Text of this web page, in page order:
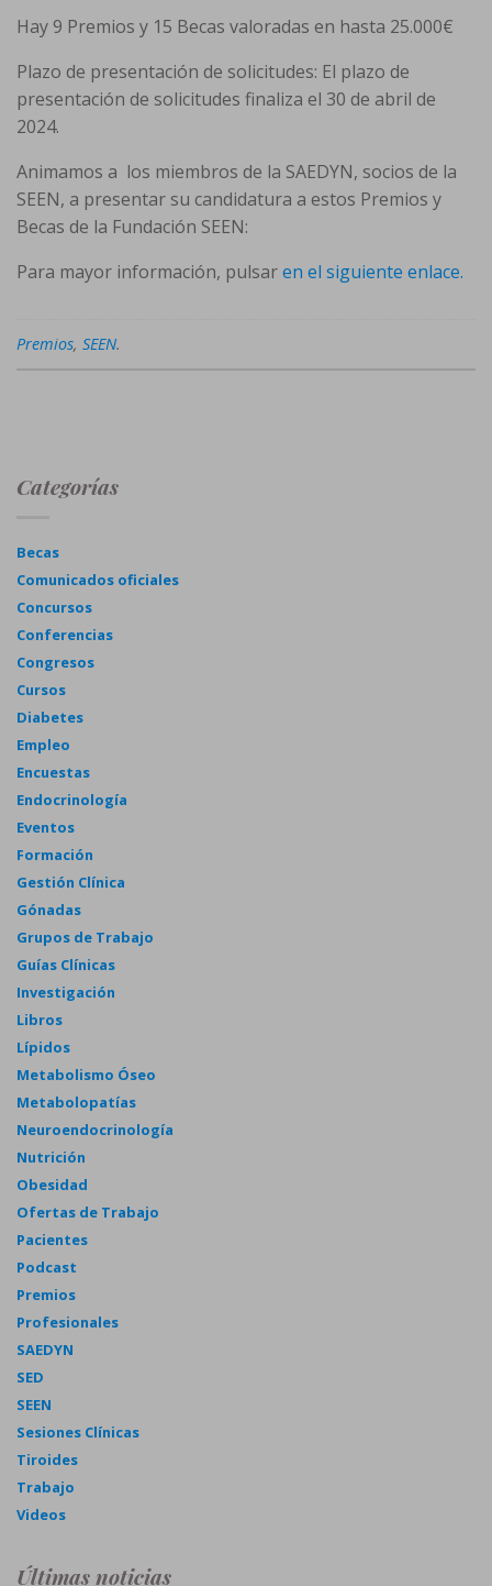
Hay 9 Premios y 15 Becas valoradas en hasta 25.000€
Plazo de presentación de solicitudes: El plazo de
presentación de solicitudes finaliza el 30 de abril de
2024.
Animamos a los miembros de la SAEDYN, socios de la
SEEN, a presentar su candidatura a estos Premios y
Becas de la Fundación SEEN:
Para mayor información, pulsaren el siguiente enlace.
Premios, SEEN.
Categorías
Becas
Comunicados oficiales
Concursos
Conferencias
Congresos
Cursos
Diabetes
Empleo
Encuestas
Endocrinología
Eventos
Formación
Gestión Clínica
Gónadas
Grupos de Trabajo
Guías Clínicas
Investigación
Libros
Lípidos
Metabolismo Óseo
Metabolopatías
Neuroendocrinología
Nutrición
Obesidad
Ofertas de Trabajo
Pacientes
Podcast
Premios
Profesionales
SAEDYN
SED
SEEN
Sesiones Clínicas
Tiroides
Trabajo
Videos
Últimas noticias